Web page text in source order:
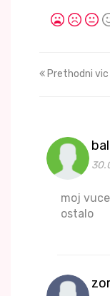
Prethodni vic |
moj
ostalo